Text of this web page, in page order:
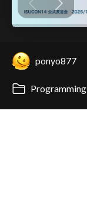
ponyo877
Programming